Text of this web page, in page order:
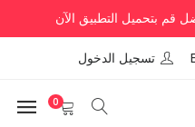
بتحميل التطبيق الآن
تسجيل الدخول
0